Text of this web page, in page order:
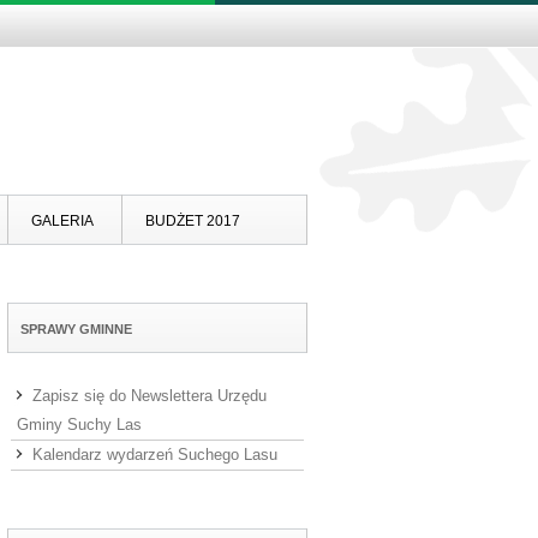
GALERIA BUDŻET 2017
SPRAWY GMINNE
Zapisz się do Newslettera Urzędu
Gminy Suchy Las
Kalendarz wydarzeń Suchego Lasu